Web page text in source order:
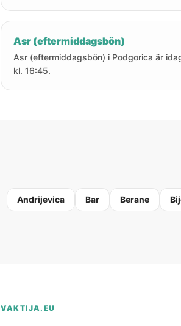
Asr (eftermiddagsbön)
Asr (eftermiddagsbön) i Podgorica är
kl. 16:45.
Andrijevica Bar Berane
VAKTIJA.EU